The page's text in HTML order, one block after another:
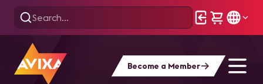
Become a Member